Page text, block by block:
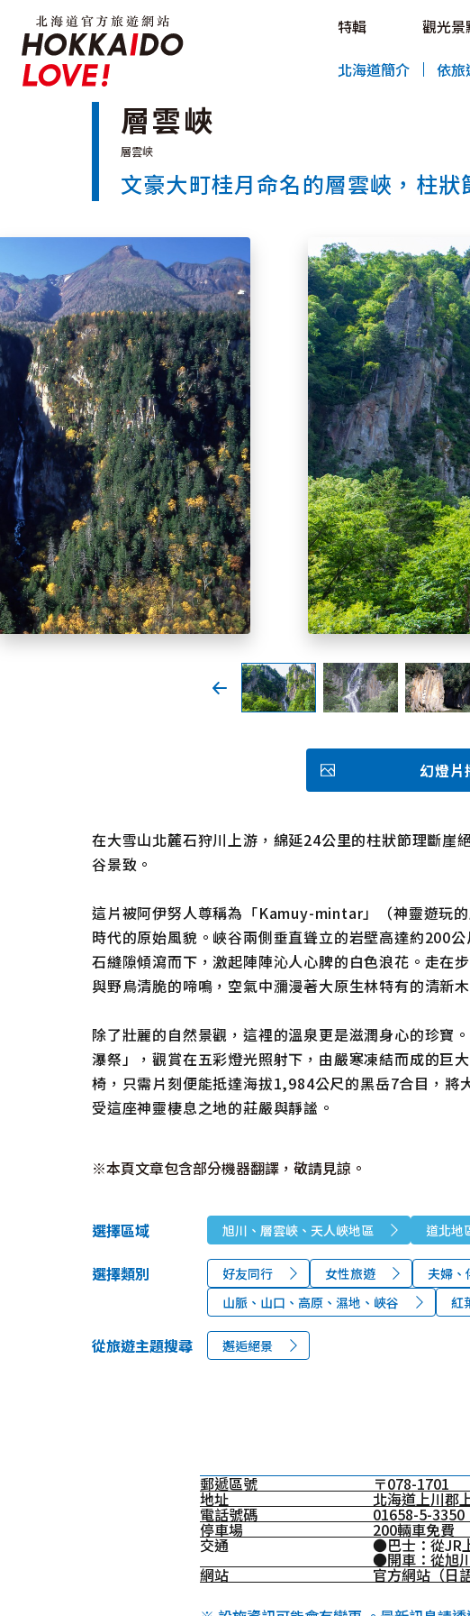
北海道官方旅遊網站
北海道官方旅遊網站 HOKKAIDO LOVE!
特輯 觀光景
北海道簡介
依旅
層雲峽
文豪大町桂月命名的層雲峽，柱
在大雪山北麓石狩川上游，綿延24公里的柱狀節理斷崖
谷景致。
這片被阿伊努人尊稱為「Kamuy-mintar」（神靈遊玩
時代的原始風貌。峽谷兩側垂直聳立的岩壁高達約200
石縫隙傾瀉而下，激起陣陣沁人心脾的白色浪花。走在
與野鳥清脆的啼鳴，空氣中瀰漫著大原生林特有的清新
除了壯麗的自然景觀，這裡的溫泉更是滋潤身心的珍寶
瀑祭」，觀賞在五彩燈光照射下，由嚴寒凍結而成的巨
椅，只需片刻便能抵達海拔1,984公尺的黑岳7合目，將
受這座神靈棲息之地的莊嚴與靜謐。
※本頁文章包含部分機器翻譯，敬請見諒。
幻燈片
選擇區域 旭川、層雲峽、天人峽地區 道北地
選擇類別 好友同行 女性旅遊 夫婦、
山脈、山口、高原、濕地、峽谷
紅
從旅遊主題搜尋 邂逅絕景
郵遞區號 〒078-1701
地址 北海道上川郡
電話號碼 01658-5-3350
停車場 200輛車免費
交通 ●巴士：從JR
●開車：從旭
網站
官方網站（日